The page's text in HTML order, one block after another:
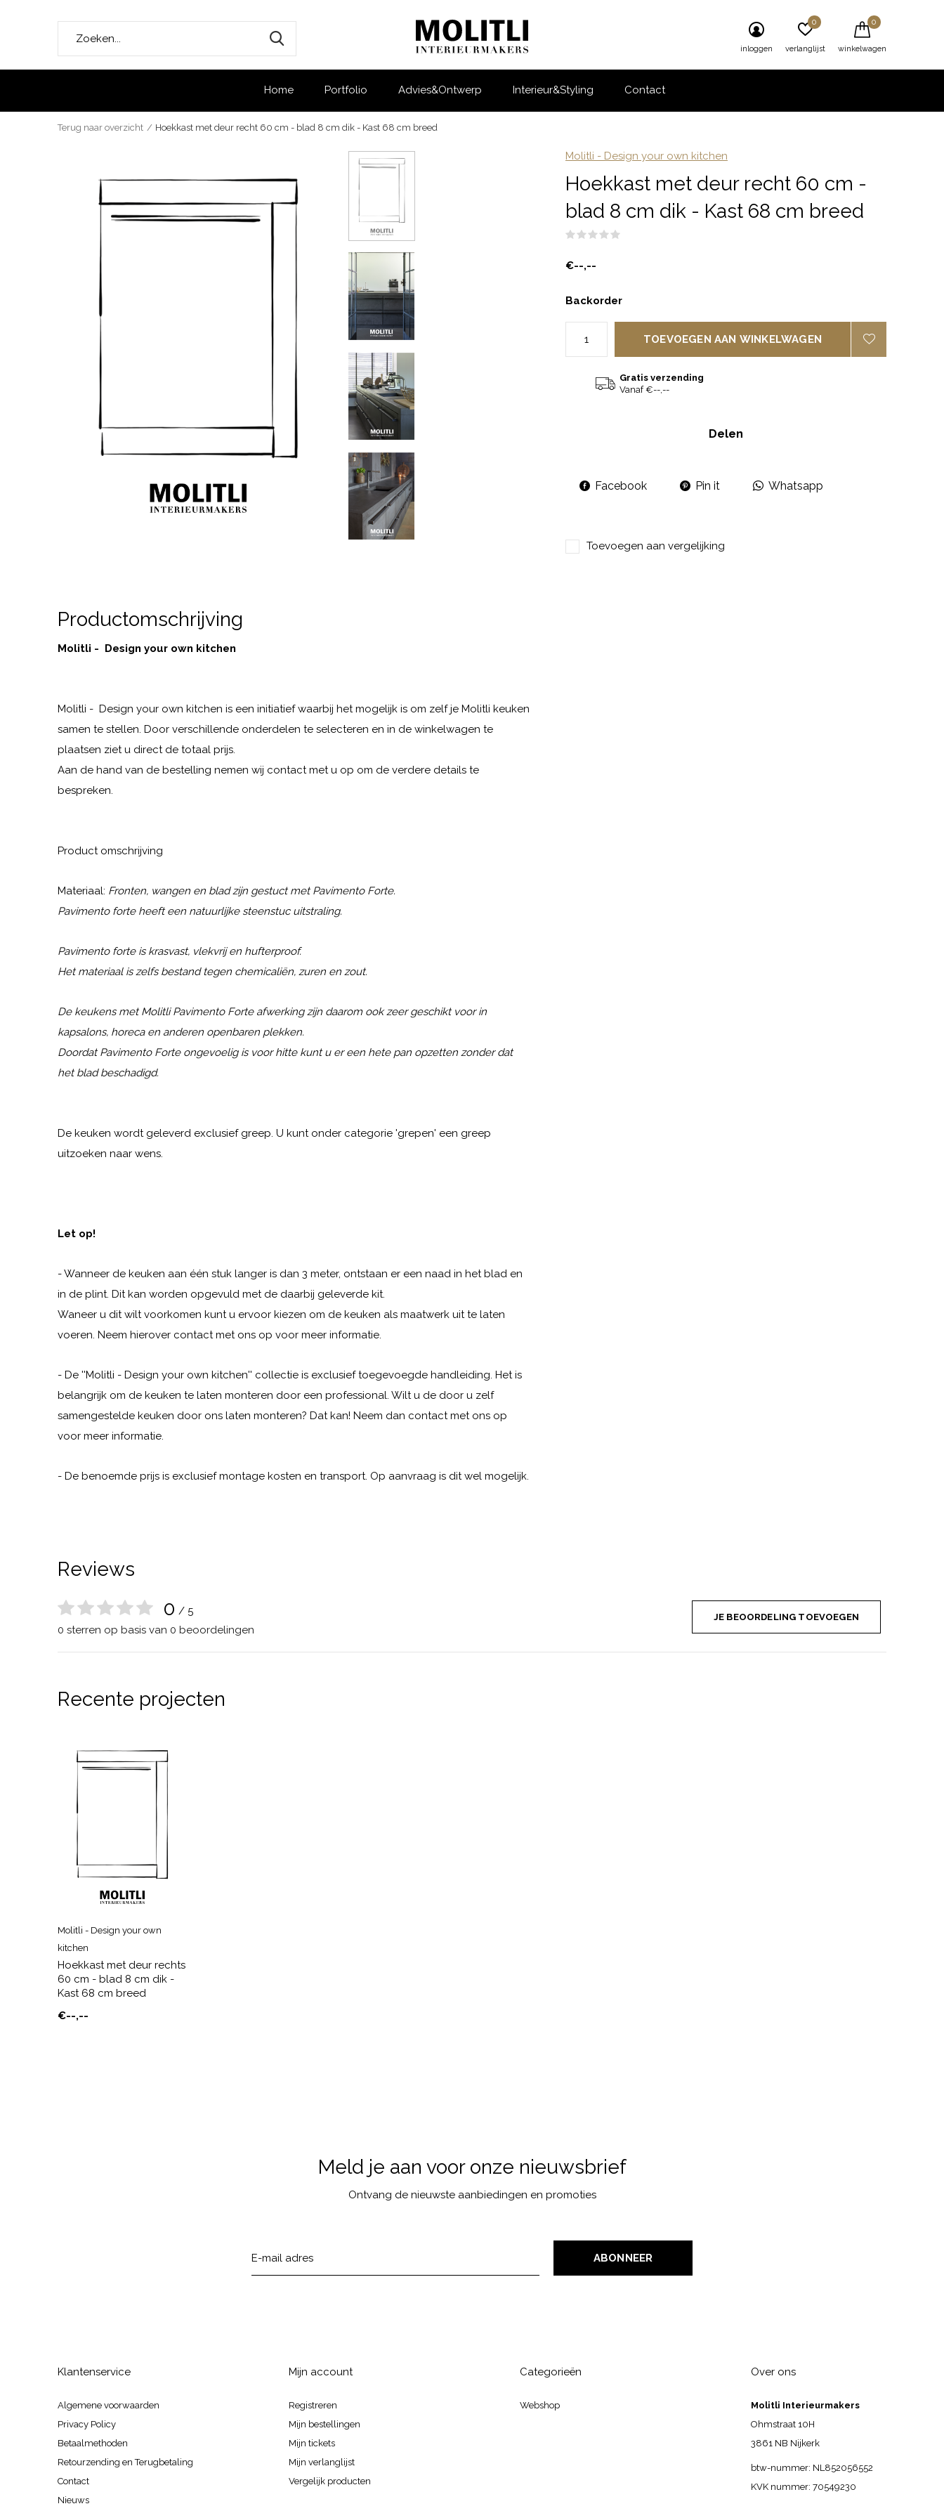
Home Portfolio Advies&Ontwerp Interieur&Styling Contact
inloggen verlanglijst
0
winkelwagen
0
Terug naar overzicht Hoekkast met deur recht 60 cm - blad 8 cm dik - Kast 68 cm breed
Molitli - Design your own kitchen
Hoekkast met deur recht 60 cm -
blad 8 cm dik - Kast 68 cm breed
€--,--
Backorder
TOEVOEGEN AAN WINKELWAGEN
Gratis verzending
Vanaf €--,--
Delen
Facebook Pin it Whatsapp
Toevoegen aan vergelijking
Productomschrijving
Molitli - Design your own kitchen
Molitli - Design your own kitchen is een initiatief waarbij het mogelijk is om zelf je Molitli keuken
samen te stellen. Door verschillende onderdelen te selecteren en in de winkelwagen te
plaatsen ziet u direct de totaal prijs.
Aan de hand van de bestelling nemen wij contact met u op om de verdere details te
bespreken.
Product omschrijving
Materiaal: Fronten, wangen en blad zijn gestuct met Pavimento Forte.
Pavimento forte heeft een natuurlijke steenstuc uitstraling.
Pavimento forte is krasvast, vlekvrij en hufterproof.
Het materiaal is zelfs bestand tegen chemicaliën, zuren en zout.
De keukens met Molitli Pavimento Forte afwerking zijn daarom ook zeer geschikt voor in
kapsalons, horeca en anderen openbaren plekken.
Doordat Pavimento Forte ongevoelig is voor hitte kunt u er een hete pan opzetten zonder dat
het blad beschadigd.
De keuken wordt geleverd exclusief greep. U kunt onder categorie 'grepen' een greep
uitzoeken naar wens.
Let op!
- Wanneer de keuken aan één stuk langer is dan 3 meter, ontstaan er een naad in het blad en
in de plint. Dit kan worden opgevuld met de daarbij geleverde kit.
Waneer u dit wilt voorkomen kunt u ervoor kiezen om de keuken als maatwerk uit te laten
voeren. Neem hierover contact met ons op voor meer informatie.
- De ''Molitli - Design your own kitchen'' collectie is exclusief toegevoegde handleiding. Het is
belangrijk om de keuken te laten monteren door een professional. Wilt u de door u zelf
samengestelde keuken door ons laten monteren? Dat kan! Neem dan contact met ons op
voor meer informatie.
- De benoemde prijs is exclusief montage kosten en transport. Op aanvraag is dit wel mogelijk.
Reviews
0 / 5
0 sterren op basis van 0 beoordelingen
JE BEOORDELING TOEVOEGEN
Recente projecten
Molitli - Design your own
kitchen
Hoekkast met deur rechts
60 cm - blad 8 cm dik -
Kast 68 cm breed
€--,--
Meld je aan voor onze nieuwsbrief
Ontvang de nieuwste aanbiedingen en promoties
ABONNEER
Klantenservice
Algemene voorwaarden
Privacy Policy
Betaalmethoden
Retourzending en Terugbetaling
Contact
Nieuws
Mijn account
Registreren
Mijn bestellingen
Mijn tickets
Mijn verlanglijst
Vergelijk producten
Categorieën
Webshop
Over ons
Molitli Interieurmakers
Ohmstraat 10H
3861 NB Nijkerk
btw-nummer: NL852056552
KVK nummer: 70549230